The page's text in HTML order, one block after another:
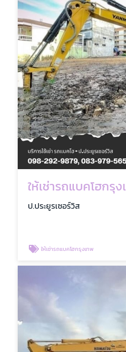
ให้เช่ารถแบคโฮกรุ
ป.ประยูรเซอร์วิส
ให้เช่ารถแบคโฮกรุงเทพ